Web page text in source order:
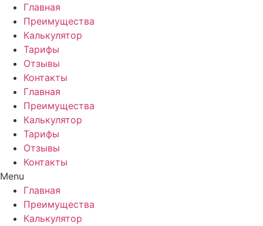
Главная
Преимущества
Калькулятор
Тарифы
Отзывы
Контакты
Главная
Преимущества
Калькулятор
Тарифы
Отзывы
Контакты
Menu
Главная
Преимущества
Калькулятор